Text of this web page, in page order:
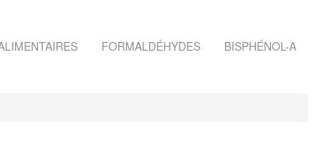
FORMALDÉHYDES BISPHÉNOL-A